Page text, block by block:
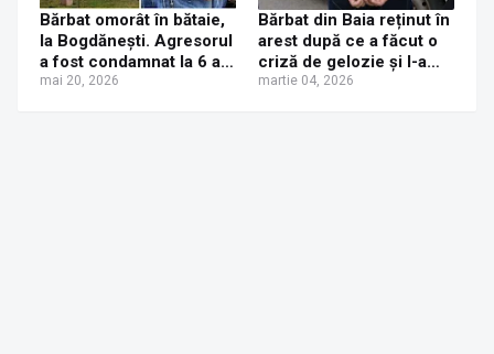
Bărbat omorât în bătaie,
la Bogdănești. Agresorul
a fost condamnat la 6 ani
și 8 luni de închisoare
mai 20, 2026
Bărbat din Baia reținut în
arest după ce a făcut o
criză de gelozie și l-a
bătut vecinul chemat să-i
martie 04, 2026